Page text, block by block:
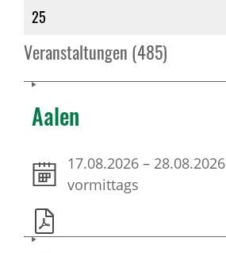
Veranstaltungen (485)
Aalen
17.08.2026 – 28.08.2026
vormittags